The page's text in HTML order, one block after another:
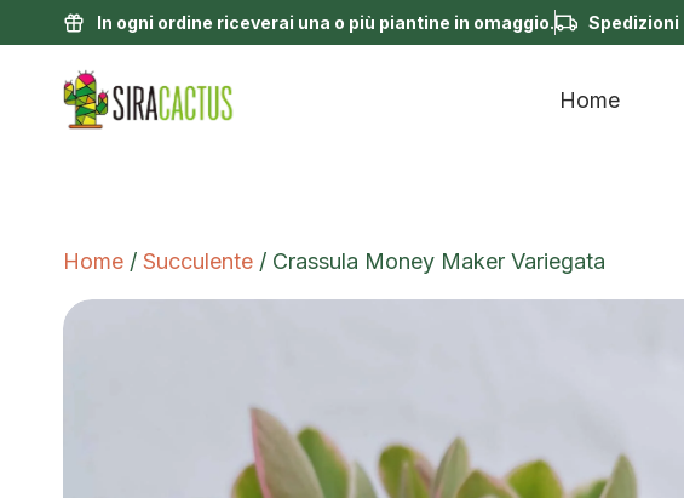
In ogni ordine riceverai una o più piantine in omaggio. Spedizioni
Home
Home / Succulente / Crassula Money Maker Variegata